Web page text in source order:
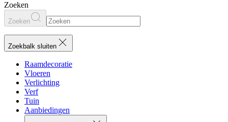
Zoeken
Zoeken
Zoekbalk sluiten
Raamdecoratie
Vloeren
Verlichting
Verf
Tuin
Aanbiedingen